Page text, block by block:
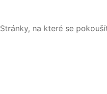
Stránky, na které se